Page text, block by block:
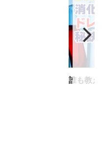
誰も教え